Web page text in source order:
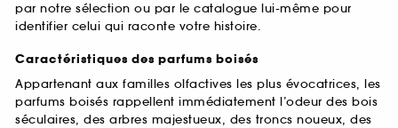
par notre sélection ou par le catalogue lui-même pour
identifier celui qui raconte votre histoire.
Caractéristiques des parfums boisés
Appartenant aux familles olfactives les plus évocatrices, les
parfums boisés rappellent immédiatement l’odeur des bois
séculaires, des arbres majestueux, des troncs noueux, des